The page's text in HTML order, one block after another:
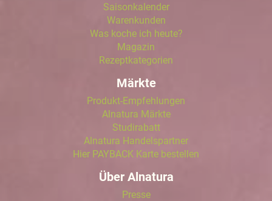
Saisonkalender
Warenkunden
Was koche ich heute?
Magazin
Rezeptkategorien
Märkte
Produkt-Empfehlungen
Alnatura Märkte
Studirabatt
Alnatura Handelspartner
Hier PAYBACK Karte bestellen
Über Alnatura
Presse